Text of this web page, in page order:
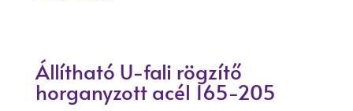
Állítható U-fali rögzítő
horganyzott acél 165-205